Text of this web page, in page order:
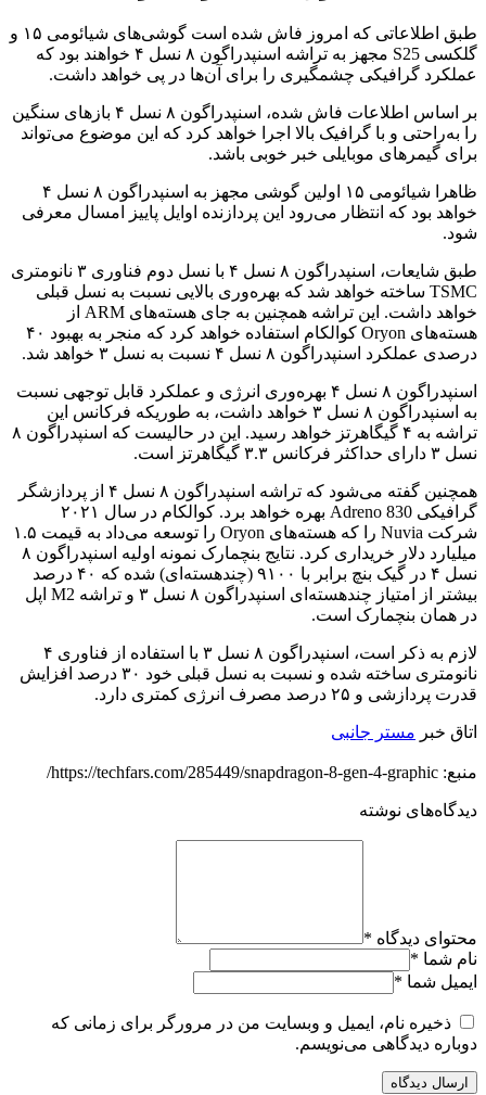
طبق اطلاعاتی که امروز فاش شده است گوشی‌های شیائومی ۱۵ و
گلکسی S25 مجهز به تراشه اسنپدراگون ۸ نسل ۴ خواهند بود که
عملکرد گرافیکی چشمگیری را برای آن‌ها در پی خواهد داشت.
بر اساس اطلاعات فاش شده، اسنپدراگون ۸ نسل ۴ بازهای سنگین
را به‌راحتی و با گرافیک بالا اجرا خواهد کرد که این موضوع می‌تواند
برای گیمرهای موبایلی خبر خوبی باشد.
ظاهرا شیائومی ۱۵ اولین گوشی مجهز به اسنپدراگون ۸ نسل ۴
خواهد بود که انتظار می‌رود این پردازنده اوایل پاییز امسال معرفی
شود.
طبق شایعات، اسنپدراگون ۸ نسل ۴ با نسل دوم فناوری ۳ نانومتری
TSMC ساخته خواهد شد که بهره‌وری بالایی نسبت به نسل قبلی
خواهد داشت. این تراشه همچنین به جای هسته‌های ARM از
هسته‌های Oryon کوالکام استفاده خواهد کرد که منجر به بهبود ۴۰
درصدی عملکرد اسنپدراگون ۸ نسل ۴ نسبت به نسل ۳ خواهد شد.
اسنپدراگون ۸ نسل ۴ بهره‌وری انرژی و عملکرد قابل توجهی نسبت
به اسنپدراگون ۸ نسل ۳ خواهد داشت، به طوریکه فرکانس این
تراشه به ۴ گیگاهرتز خواهد رسید. این در حالیست که اسنپدراگون ۸
نسل ۳ دارای حداکثر فرکانس ۳.۳ گیگاهرتز است.
همچنین گفته می‌شود که تراشه اسنپدراگون ۸ نسل ۴ از پردازشگر
گرافیکی Adreno 830 بهره خواهد برد. کوالکام در سال ۲۰۲۱
شرکت Nuvia را که هسته‌های Oryon را توسعه می‌داد به قیمت ۱.۵
میلیارد دلار خریداری کرد. نتایج بنچمارک نمونه اولیه اسنپدراگون ۸
نسل ۴ در گیک بنچ برابر با ۹۱۰۰ (چندهسته‌ای) شده که ۴۰ درصد
بیشتر از امتیاز چندهسته‌ای اسنپدراگون ۸ نسل ۳ و تراشه M2 اپل
در همان بنچمارک است.
لازم به ذکر است، اسنپدراگون ۸ نسل ۳ با استفاده از فناوری ۴
نانومتری ساخته شده و نسبت به نسل قبلی خود ۳۰ درصد افزایش
قدرت پردازشی و ۲۵ درصد مصرف انرژی کمتری دارد.
اتاق خبر مستر جانبی
منبع: https://techfars.com/285449/snapdragon-8-gen-4-graphic/
دیدگاه‌های نوشته
محتوای دیدگاه *
نام شما *
ایمیل شما *
ذخیره نام، ایمیل و وبسایت من در مرورگر برای زمانی که
دوباره دیدگاهی می‌نویسم.